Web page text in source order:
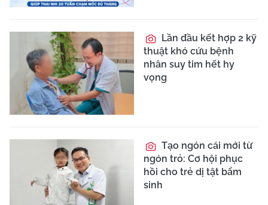
Lần đầu kết hợp 2 kỹ
thuật khó cứu bệnh
nhân suy tim hết hy
vọng
Tạo ngón cái mới từ
ngón trỏ: Cơ hội phục
hồi cho trẻ dị tật bẩm
sinh